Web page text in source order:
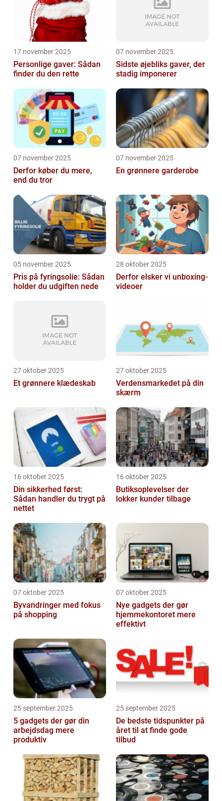
17 november 2025
Personlige gaver: Sådan
finder du den rette
07 november 2025
Sidste øjebliks gaver, der
stadig imponerer
07 november 2025
Derfor køber du mere,
end du tror
07 november 2025
En grønnere garderobe
05 november 2025
Pris på fyringsolie: Sådan
holder du udgiften nede
28 oktober 2025
Derfor elsker vi unboxing-
videoer
27 oktober 2025
Et grønnere klædeskab
27 oktober 2025
Verdensmarkedet på din
skærm
16 oktober 2025
Din sikkerhed først:
Sådan handler du trygt på
nettet
16 oktober 2025
Butiksoplevelser der
lokker kunder tilbage
07 oktober 2025
Byvandringer med fokus
på shopping
07 oktober 2025
Nye gadgets der gør
hjemmekontoret mere
effektivt
25 september 2025
5 gadgets der gør din
arbejdsdag mere
produktiv
25 september 2025
De bedste tidspunkter på
året til at finde gode
tilbud